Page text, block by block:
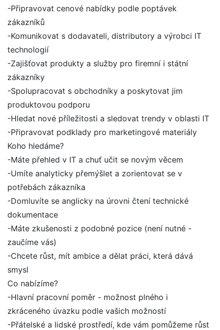
-Připravovat cenové nabídky podle poptávek
zákazníků
-Komunikovat s dodavateli, distributory a výrobci IT
technologií
-Zajišťovat produkty a služby pro firemní i státní
zákazníky
-Spolupracovat s obchodníky a poskytovat jim
produktovou podporu
-Hledat nové příležitosti a sledovat trendy v oblasti IT
-Připravovat podklady pro marketingové materiály
Koho hledáme?
-Máte přehled v IT a chuť učit se novým věcem
-Umíte analyticky přemýšlet a zorientovat se v
potřebách zákazníka
-Domluvíte se anglicky na úrovni čtení technické
dokumentace
-Máte zkušenosti z podobné pozice (není nutné -
zaučíme vás)
-Chcete růst, mít ambice a dělat práci, která dává
smysl
Co nabízíme?
-Hlavní pracovní poměr - možnost plného i
zkráceného úvazku podle vašich možností
-Přátelské a lidské prostředí, kde vám pomůžeme růst